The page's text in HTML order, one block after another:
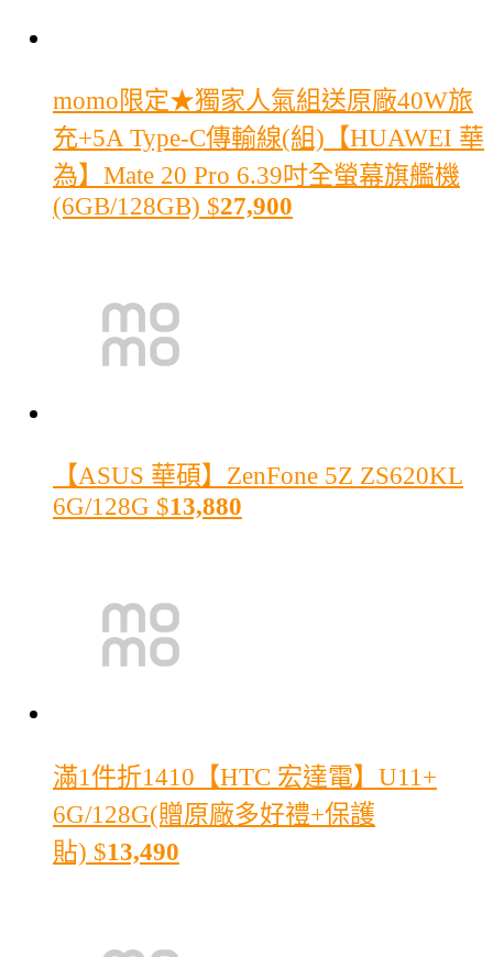
momo限定★獨家人氣組送原廠40W旅
充+5A Type-C傳輸線(組)【HUAWEI 華
為】Mate 20 Pro 6.39吋全螢幕旗艦機
(6GB/128GB) $27,900
【ASUS 華碩】ZenFone 5Z ZS620KL
6G/128G $13,880
滿1件折1410 【HTC 宏達電】U11+
6G/128G(贈原廠多好禮+保護
貼) $13,490